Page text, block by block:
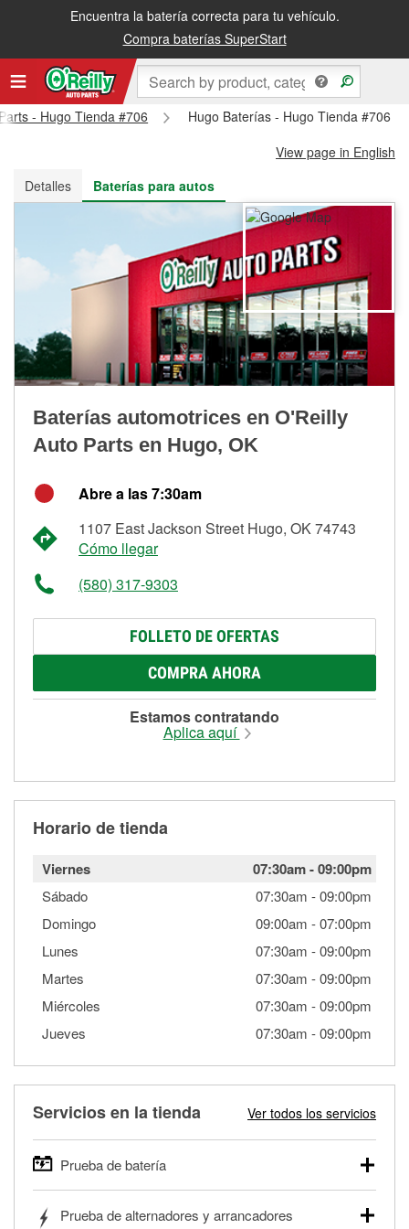
Encuentra la batería correcta para tu vehículo.
Compra baterías SuperStart
Recibe tu orden gratis al día siguiente o recógela en la tienda
- Hugo Tienda #706
Hugo Baterías - Hugo Tienda #706
View page in English
Detalles
Baterías para autos
Baterías automotrices en O'Reilly
Auto Parts en Hugo, OK
Abre a las 7:30am
1107 East Jackson Street Hugo, OK 74743
Cómo llegar
(580) 317-9303
FOLLETO DE OFERTAS
COMPRA AHORA
Estamos contratando
Aplica aquí
Horario de tienda
Viernes 07:30am-09:00pm
Sábado 07:30am -09:00pm
Domingo
09:00am -07:00pm
Lunes
07:30am -09:00pm
Martes
07:30am -09:00pm
Miércoles
07:30am -09:00pm
Jueves
07:30am -09:00pm
Servicios en la tienda Ver todos los servicios
Prueba de batería
autos, camionetas, SUVs, vehículos comerciales y
Prueba de alternadores y arrancadores